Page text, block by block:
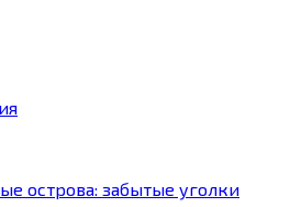
острова: забытые уголки